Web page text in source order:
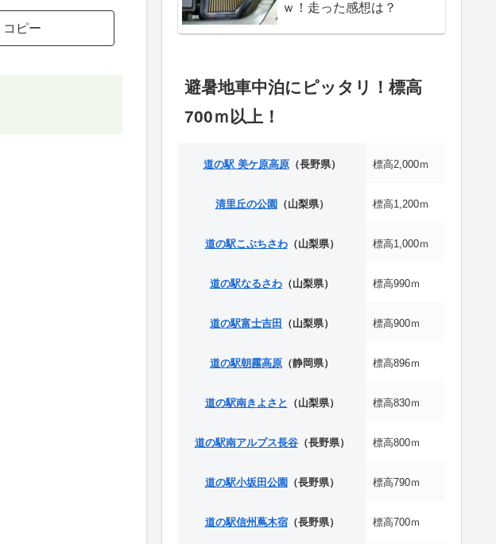
コピー
ｗ！走った感想は？
避暑地車中泊にピッタリ！標高
700ｍ以上！
道の駅 美ケ原高原（長野県） 標高2,000ｍ
清里丘の公園 （山梨県） 標高1,200ｍ
道の駅こぶちさわ（山梨県） 標高1,000ｍ
道の駅なるさわ （山梨県） 標高990ｍ
道の駅富士吉田 （山梨県） 標高900ｍ
道の駅朝霧高原 （静岡県） 標高896ｍ
道の駅南きよさと （山梨県） 標高830ｍ
道の駅南アルプス長谷（長野県） 標高800ｍ
道の駅小坂田公園 （長野県） 標高790ｍ
道の駅信州蔦木宿（長野県） 標高700ｍ